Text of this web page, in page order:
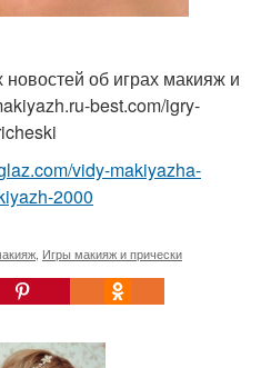
об играх макияж и
best.com/igry-
vidy-makiyazha-
2000
, Игры макияж и прически